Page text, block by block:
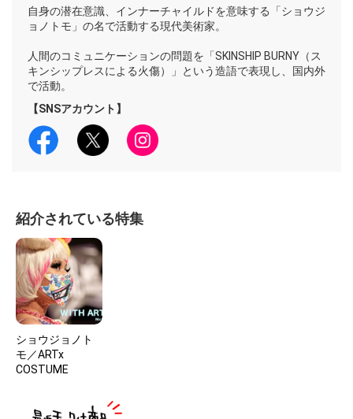
自身の潜在意識、インナーチャイルドを意味する「ショウジ
ョノトモ」の名で活動する現代美術家。
人間のコミュニケーションの問題を「SKINSHIP BURNY（ス
キンシップレスによる火傷）」という造語で表現し、国内外
で活動。
【SNSアカウント】
紹介されている特集
ショウジョノト
モ／ARTx
COSTUME